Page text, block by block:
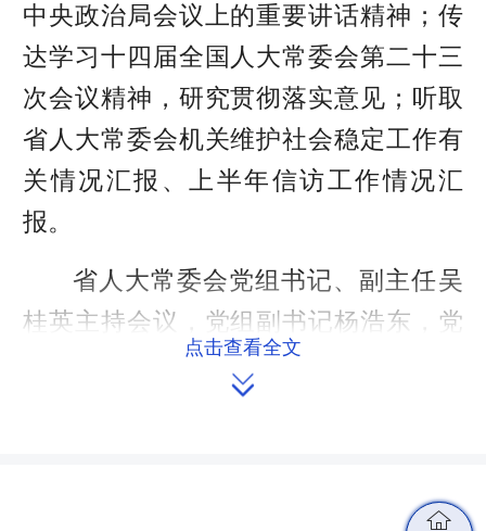
中央政治局会议上的重要讲话精神；传
达学习十四届全国人大常委会第二十三
次会议精神，研究贯彻落实意见；听取
省人大常委会机关维护社会稳定工作有
关情况汇报、上半年信访工作情况汇
报。
省人大常委会党组书记、副主任吴
桂英主持会议，党组副书记杨浩东，党
组成员陈飞、王晓科出席。
会上的重要讲话精神作为重要政治任
点击查看全文
